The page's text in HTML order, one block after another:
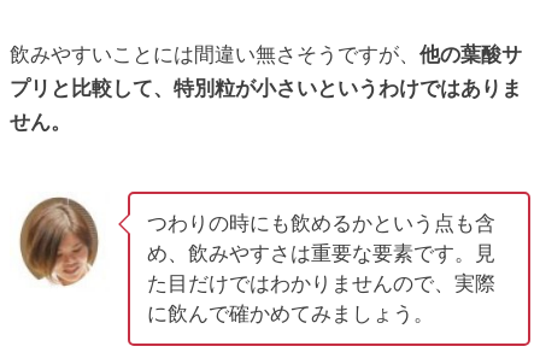
飲みやすいことには間違い無さそうですが、 他の葉酸サ
プリと比較して、特別粒が小さいというわけではありま
せん。
つわりの時にも飲めるかという点も含
め、飲みやすさは重要な要素です。見
た目だけではわかりませんので、実際
に飲んで確かめてみましょう。